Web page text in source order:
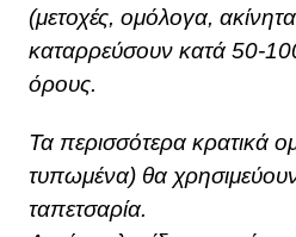
(μετοχές, ομόλογα,
καταρρεύσουν κατά 50-
όρους.
Τα περισσότερα κρατικά
τυπωμένα) θα
ταπετσαρία.